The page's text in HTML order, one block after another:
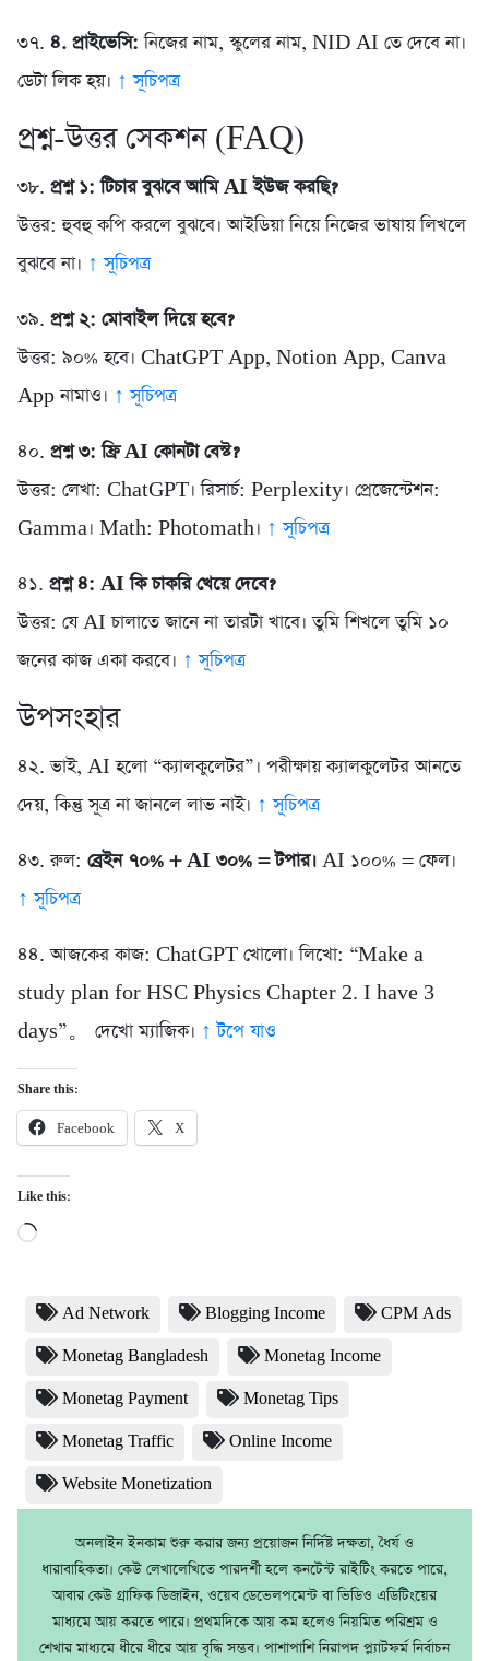
৩৭. ৪. প্রাইভেসি: নিজের নাম, স্কুলের নাম, NID AI তে দেবে না।
ডেটা লিক হয়। ↑ সূচিপত্র
প্রশ্ন-উত্তর সেকশন (FAQ)
৩৮. প্রশ্ন ১: টিচার বুঝবে আমি AI ইউজ করছি?
উত্তর: হুবহু কপি করলে বুঝবে। আইডিয়া নিয়ে নিজের ভাষায় লিখলে
বুঝবে না। ↑ সূচিপত্র
৩৯. প্রশ্ন ২: মোবাইল দিয়ে হবে?
উত্তর: ৯০% হবে। ChatGPT App, Notion App, Canva
App নামাও। ↑ সূচিপত্র
৪০. প্রশ্ন ৩: ফ্রি AI কোনটা বেস্ট?
উত্তর: লেখা: ChatGPT। রিসার্চ: Perplexity। প্রেজেন্টেশন:
Gamma। Math: Photomath। ↑ সূচিপত্র
৪১. প্রশ্ন ৪: AI কি চাকরি খেয়ে দেবে?
উত্তর: যে AI চালাতে জানে না তারটা খাবে। তুমি শিখলে তুমি ১০
জনের কাজ একা করবে। ↑ সূচিপত্র
উপসংহার
৪২. ভাই, AI হলো “ক্যালকুলেটর”। পরীক্ষায় ক্যালকুলেটর আনতে
দেয়, কিন্তু সূত্র না জানলে লাভ নাই। ↑ সূচিপত্র
৪৩. রুল: ব্রেইন ৭০% + AI ৩০% = টপার। AI ১০০% = ফেল।
↑ সূচিপত্র
৪৪. আজকের কাজ: ChatGPT খোলো। লিখো: “Make a
study plan for HSC Physics Chapter 2. I have 3
days”。 দেখো ম্যাজিক। ↑ টপে যাও
Share this:
Facebook X
Like this:
Loading…
Ad Network Blogging Income CPM Ads
Monetag Bangladesh Monetag Income
Monetag Payment Monetag Tips
Monetag Traffic Online Income
Website Monetization
অনলাইন ইনকাম শুরু করার জন্য প্রয়োজন নির্দিষ্ট দক্ষতা, ধৈর্য ও
ধারাবাহিকতা। কেউ লেখালেখিতে পারদর্শী হলে কনটেন্ট রাইটিং করতে পারে,
আবার কেউ গ্রাফিক ডিজাইন, ওয়েব ডেভেলপমেন্ট বা ভিডিও এডিটিংয়ের
মাধ্যমে আয় করতে পারে। প্রথমদিকে আয় কম হলেও নিয়মিত পরিশ্রম ও
শেখার মাধ্যমে ধীরে ধীরে আয় বৃদ্ধি সম্ভব। পাশাপাশি নিরাপদ প্ল্যাটফর্ম নির্বাচন